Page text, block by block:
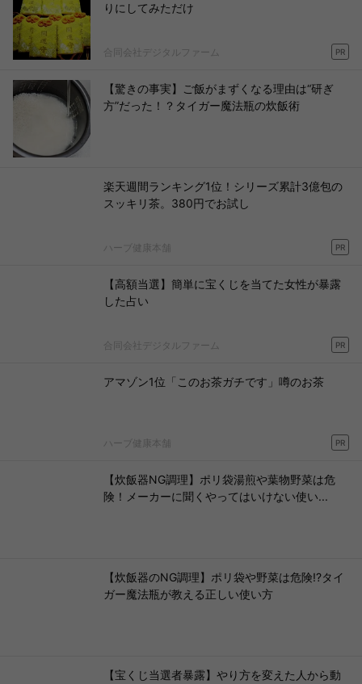
りにしてみただけ
合同会社デジタルファーム PR
【驚きの事実】ご飯がまずくなる理由は“研ぎ
方”だった！？タイガー魔法瓶の炊飯術
楽天週間ランキング1位！シリーズ累計3億包の
スッキリ茶。380円でお試し
ハーブ健康本舗 PR
【高額当選】簡単に宝くじを当てた女性が暴露
した占い
合同会社デジタルファーム PR
アマゾン1位「このお茶ガチです」噂のお茶
ハーブ健康本舗 PR
【炊飯器NG調理】ポリ袋湯煎や葉物野菜は危
険！メーカーに聞くやってはいけない使い...
【炊飯器のNG調理】ポリ袋や野菜は危険!?タイ
ガー魔法瓶が教える正しい使い方
【宝くじ当選者暴露】やり方を変えた人から動